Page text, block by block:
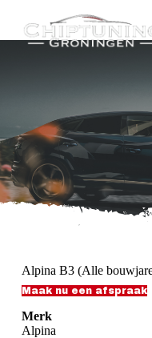
n
i
n
h
u
d
Alpina B3 (Alle
Maak nu een afspraak
Merk
Alpina